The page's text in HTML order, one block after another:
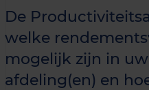
De
welke
mogelijk zijn in
afdeling(en) en